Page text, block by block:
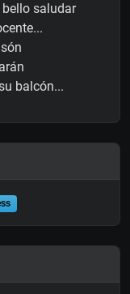
saludar
balcón...